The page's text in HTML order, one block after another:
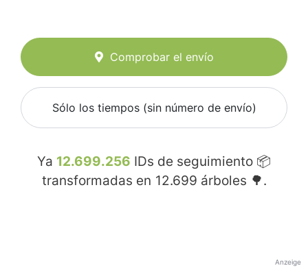
Comprobar el envío
Sólo los tiempos (sin número de envío)
Ya 12.699.256 IDs de seguimiento 📦
transformadas en 12.699 árboles 🌳.
Anzeige